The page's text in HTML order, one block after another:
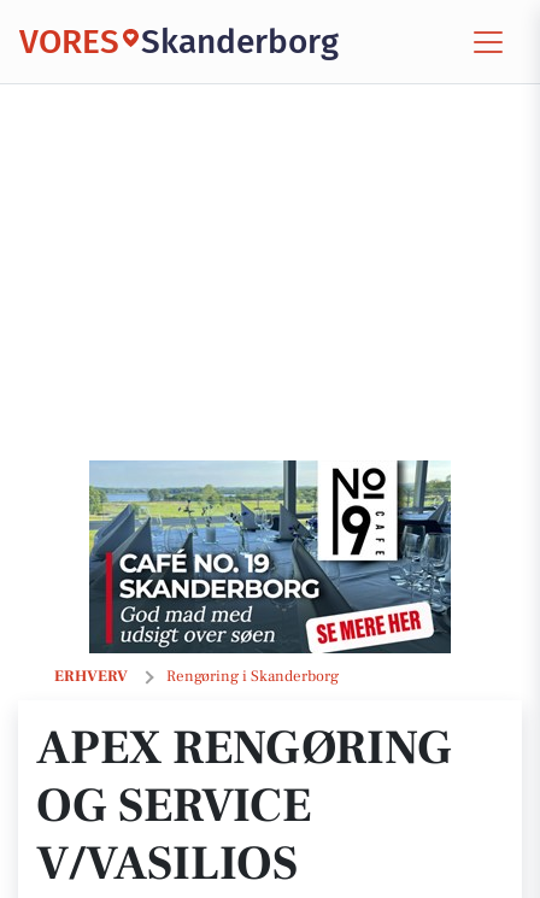
VORES Skanderborg
ERHVERV Rengøring i Skanderborg
Apex Rengøring og Service v/Vasilios Skembes
APEX RENGØRING
OG SERVICE
V/VASILIOS